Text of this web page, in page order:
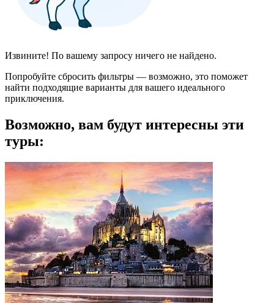
Извините! По вашему запросу ничего не найдено.
Попробуйте сбросить фильтры — возможно, это поможет
найти подходящие варианты для вашего идеального
приключения.
Возможно, вам будут интересны эти
туры: